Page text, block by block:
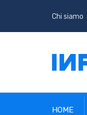
Chi siamo
HOME